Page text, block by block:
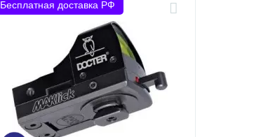
Бесплатная доставка РФ